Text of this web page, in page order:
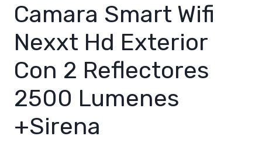
Camara Smart Wifi
Nexxt Hd Exterior
Con 2 Reflectores
2500 Lumenes
+Sirena